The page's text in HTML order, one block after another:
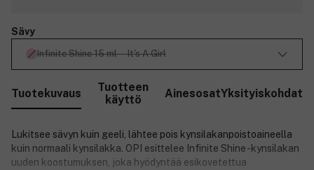
Sävy
Infinite Shine 15 ml ─ It's A Girl
Tuotekuvaus
Tuotteen
käyttö
AinesosatYksityiskohdat
Lukitsee sävyn kuin geeli, lähtee pois kynsilakanpoistoaineella
kuin normaali kynsilakka. OPI esittelee Infinite Shine -kynsilakan
uuden koostumuksen, joka hyödyntää esikovetettua